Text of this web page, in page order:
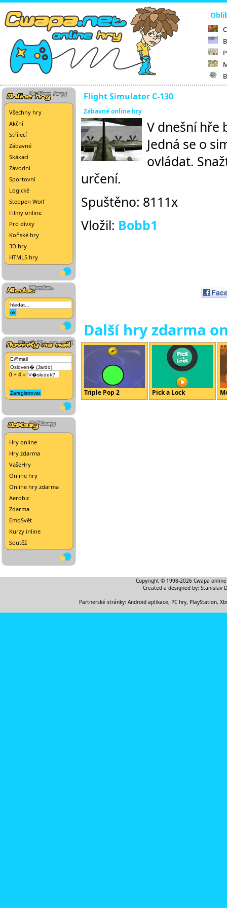
Všechny hry
Akční
Střílecí
Zábavné
Skákací
Závodní
Sportovní
Logické
Steppen Wolf
Filmy online
Pro dívky
Koňské hry
3D hry
HTML5 hry
0 + 4 =
Hry online
Hry zdarma
VašeHry
Online hry
Online hry zdarma
Aerobic
Zdarma
EmoSvět
Kurzy inline
Soutěž
Flight Simulator C-130
Zábavné online hry
V dnešní hře
Jedná se o
ovládat.
určení.
Spuštěno: 8111x
Vložil: Bobb1
Další hry zdarma
Triple Pop 2 Pick a Lock
Copyright © 1998-2026 Cwapa
Created a designed by: Stanislav
Partnerské stránky: Android aplikace, PC hry, PlayStation,